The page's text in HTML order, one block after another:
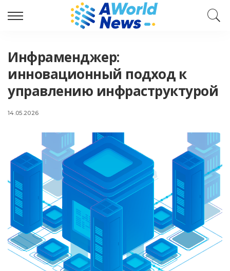
Инфраменджер:
инновационный подход к
управлению инфраструктурой
14.05.2026